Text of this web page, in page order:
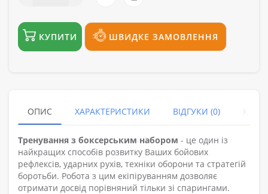
КУПИТИ ШВИДКЕ ЗАМОВЛЕННЯ
ОПИС ХАРАКТЕРИСТИКИ ВІДГУКИ (0)
Тренування з боксерським набором - це один із
найкращих способів розвитку Ваших бойових
рефлексів, ударних рухів, техніки оборони та стратегій
боротьби. Робота з цим екіпіруванням дозволяє
отримати досвід порівняний тільки зі спарингами.